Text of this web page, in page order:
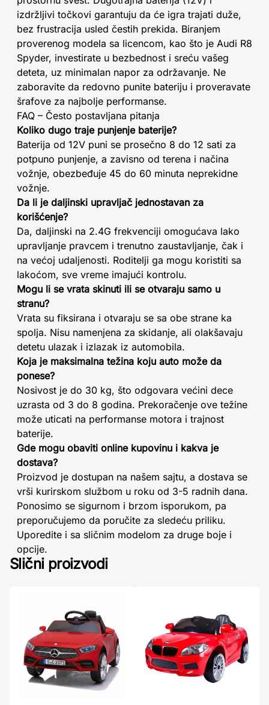
izdržljivi točkovi garantuju da će igra trajati duže,
bez frustracija usled čestih prekida. Biranjem
proverenog modela sa licencom, kao što je Audi R8
Spyder, investirate u bezbednost i sreću vašeg
deteta, uz minimalan napor za održavanje. Ne
zaboravite da redovno punite bateriju i proveravate
šrafove za najbolje performanse.
FAQ – Često postavljana pitanja
Koliko dugo traje punjenje baterije?
Baterija od 12V puni se prosečno 8 do 12 sati za
potpuno punjenje, a zavisno od terena i načina
vožnje, obezbeđuje 45 do 60 minuta neprekidne
vožnje.
Da li je daljinski upravljač jednostavan za
korišćenje?
Da, daljinski na 2.4G frekvenciji omogućava lako
upravljanje pravcem i trenutno zaustavljanje, čak i
na većoj udaljenosti. Roditelji ga mogu koristiti sa
lakoćom, sve vreme imajući kontrolu.
Mogu li se vrata skinuti ili se otvaraju samo u
stranu?
Vrata su fiksirana i otvaraju se sa obe strane ka
spolja. Nisu namenjena za skidanje, ali olakšavaju
detetu ulazak i izlazak iz automobila.
Koja je maksimalna težina koju auto može da
ponese?
Nosivost je do 30 kg, što odgovara većini dece
uzrasta od 3 do 8 godina. Prekoračenje ove težine
može uticati na performanse motora i trajnost
baterije.
Gde mogu obaviti online kupovinu i kakva je
dostava?
Proizvod je dostupan na našem sajtu, a dostava se
vrši kurirskom službom u roku od 3-5 radnih dana.
Ponosimo se sigurnom i brzom isporukom, pa
preporučujemo da poručite za sledeću priliku.
Uporedite i sa sličnim modelom za druge boje i
opcije.
Slični proizvodi